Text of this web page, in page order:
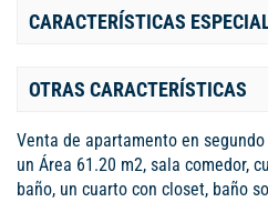
CARACTERÍSTICAS
OTRAS CARACTERÍSTICAS
Venta de apartamento en
un Área 61.20 m2, sala comedor,
baño, un cuarto con closet, baño